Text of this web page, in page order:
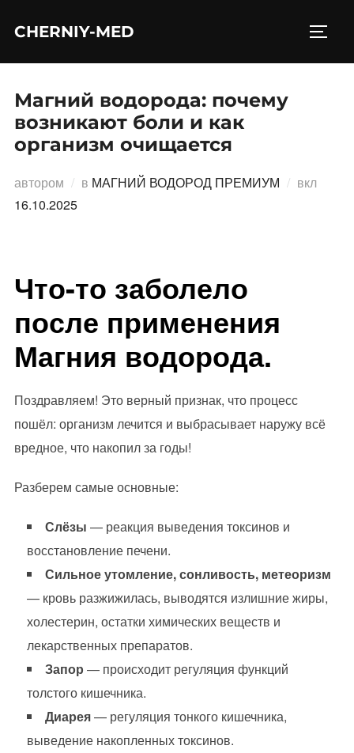
CHERNIY-MED
Магний водорода: почему
возникают боли и как
организм очищается
автором в МАГНИЙ ВОДОРОД ПРЕМИУМ вкл
16.10.2025
Что-то заболело
после применения
Магния водорода.
Поздравляем! Это верный признак, что процесс
пошёл: организм лечится и выбрасывает наружу всё
вредное, что накопил за годы!
Разберем самые основные:
Слёзы — реакция выведения токсинов и
восстановление печени.
Сильное утомление, сонливость, метеоризм
— кровь разжижилась, выводятся излишние жиры,
холестерин, остатки химических веществ и
лекарственных препаратов.
Запор — происходит регуляция функций
толстого кишечника.
Диарея— регуляция тонкого кишечника,
выведение накопленных токсинов.